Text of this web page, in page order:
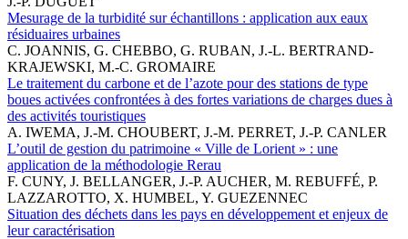
Mesurage de la turbidité sur échantillons : application aux eaux
résiduaires urbaines
C. JOANNIS, G. CHEBBO, G. RUBAN, J.-L. BERTRAND-
KRAJEWSKI, M.-C. GROMAIRE
Le traitement du carbone et de l’azote pour des stations de type
boues activées confrontées à des fortes variations de charges dues à
des activités touristiques
A. IWEMA, J.-M. CHOUBERT, J.-M. PERRET, J.-P. CANLER
L’outil de gestion du patrimoine « Ville de Lorient » : une
application de la méthodologie Rerau
F. CUNY, J. BELLANGER, J.-P. AUCHER, M. REBUFFÉ, P.
LAZZAROTTO, X. HUMBEL, Y. GUEZENNEC
Situation des déchets dans les pays en développement et enjeux de
leur caractérisation